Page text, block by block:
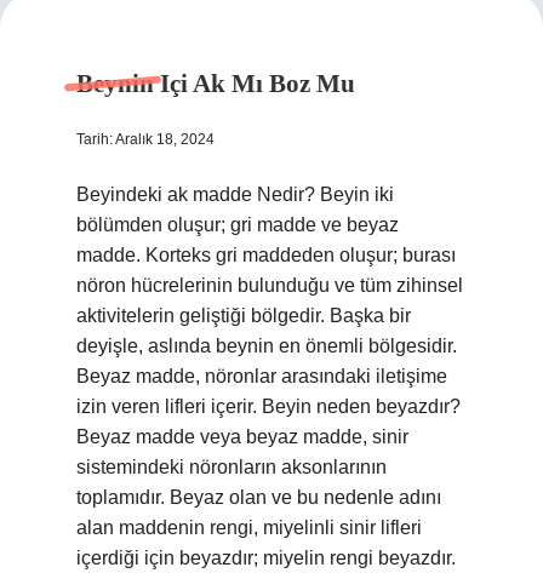
Beynin Içi Ak Mı Boz Mu
Tarih: Aralık 18, 2024
Beyindeki ak madde Nedir? Beyin iki
bölümden oluşur; gri madde ve beyaz
madde. Korteks gri maddeden oluşur; burası
nöron hücrelerinin bulunduğu ve tüm zihinsel
aktivitelerin geliştiği bölgedir. Başka bir
deyişle, aslında beynin en önemli bölgesidir.
Beyaz madde, nöronlar arasındaki iletişime
izin veren lifleri içerir. Beyin neden beyazdır?
Beyaz madde veya beyaz madde, sinir
sistemindeki nöronların aksonlarının
toplamıdır. Beyaz olan ve bu nedenle adını
alan maddenin rengi, miyelinli sinir lifleri
içerdiği için beyazdır; miyelin rengi beyazdır.